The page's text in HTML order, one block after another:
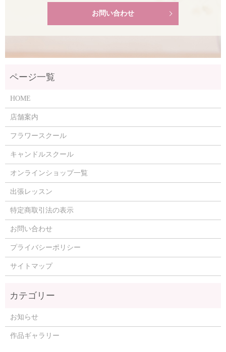
お問い合わせ
HOME
店舗案内
フラワースクール
キャンドルスクール
オンラインショップ一覧
出張レッスン
特定商取引法の表示
お問い合わせ
プライバシーポリシー
サイトマップ
お知らせ
作品ギャラリー